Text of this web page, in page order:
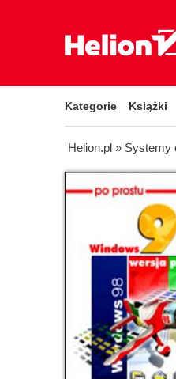
Kategorie Książki
Helion.pl » Systemy